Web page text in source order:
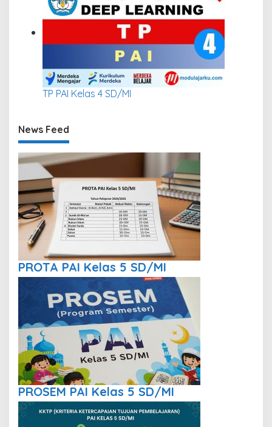
TP PAI Kelas 4 SD/MI
News Feed
PROTA PAI Kelas 5 SD/MI
PROSEM PAI Kelas 5 SD/MI